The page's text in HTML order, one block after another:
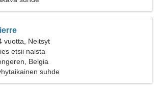
vuotta, Neitsyt
etsii naista
Belgia
suhde